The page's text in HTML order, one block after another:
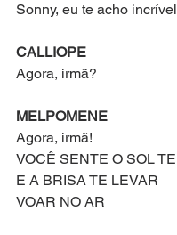
Sonny, eu te acho
CALLIOPE
Agora, irmã?
MELPOMENE
Agora, irmã!
VOCÊ SENTE O SOL
E A BRISA TE LEVAR
VOAR NO AR